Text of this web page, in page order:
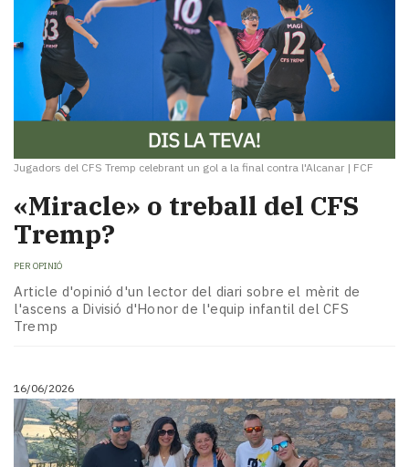
Jugadors del CFS Tremp celebrant un gol a la final contra l'Alcanar | FCF
«Miracle» o treball del CFS
Tremp?
PER OPINIÓ
Article d'opinió d'un lector del diari sobre el mèrit de
l'ascens a Divisió d'Honor de l'equip infantil del CFS
Tremp
16/06/2026